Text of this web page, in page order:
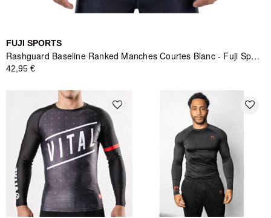
FUJI SPORTS
Rashguard Baseline Ranked Manches Courtes Blanc - Fuji Sports
42,95 €
favorite_border favorite_border